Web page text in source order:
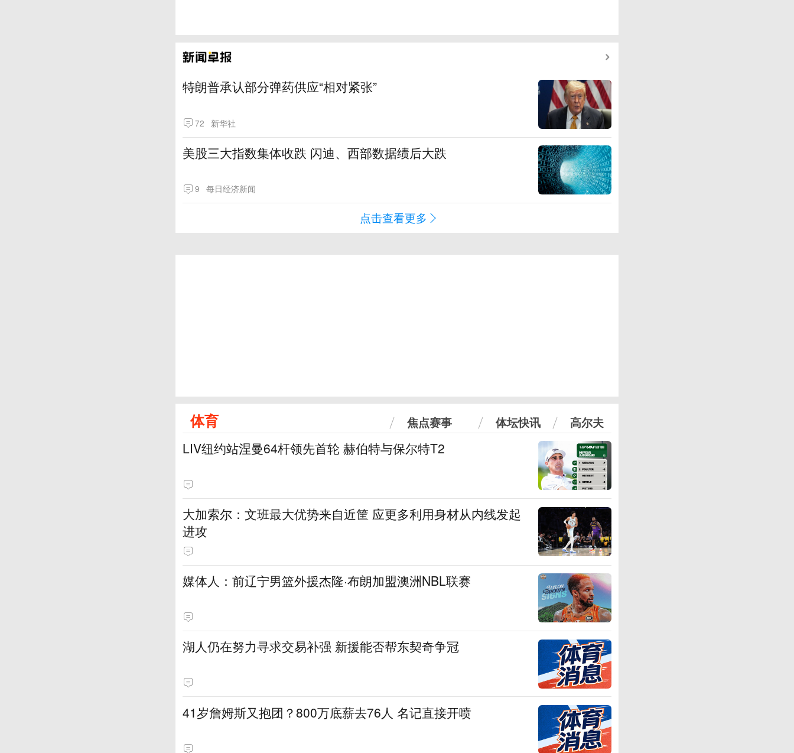
特朗普承认部分弹药供应“相对紧张”
72 新华社
美股三大指数集体收跌 闪迪、西部数据绩后大跌
9 每日经济新闻
点击查看更多
体育 焦点赛事 体坛快讯 高尔夫
LIV纽约站涅曼64杆领先首轮 赫伯特与保尔特T2
大加索尔：文班最大优势来自近筐 应更多利用身材从内线发起
进攻
媒体人：前辽宁男篮外援杰隆·布朗加盟澳洲NBL联赛
湖人仍在努力寻求交易补强 新援能否帮东契奇争冠
41岁詹姆斯又抱团？800万底薪去76人 名记直接开喷